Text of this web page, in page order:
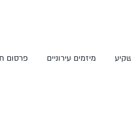
מיזמים עירוניים פרסום